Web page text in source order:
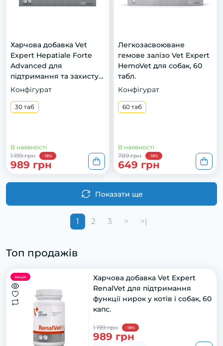
Харчова добавка Vet
Expert Hepatiale Forte
Advanced для
підтримання та захисту
функцій печінки у котів і
Конфігурат
30 таб
В наявності
1 199 грн
-18%
989 грн
Легкозасвоюване
гемове залізо Vet Expert
HemoVet для собак, 60
табл.
Конфігурат
60 таб
В наявності
789 грн
-18%
649 грн
Показати ще
1 2 3 > >|
Топ продажів
Акція
Харчова добавка Vet Expert
RenalVet для підтримання
функції нирок у котів і собак, 60
капс.
1 199 грн -18%
989 грн